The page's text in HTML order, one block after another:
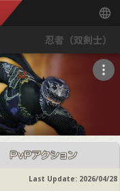
忍者（双剣士）
Last Update: 2026/04/28